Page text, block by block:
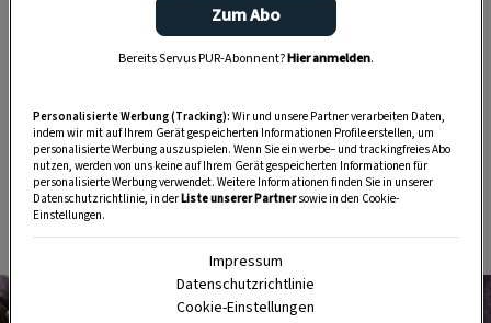
Nutzen Sie WhatsApp auf Ihrem Handy und lieben es, auf
dem Balkon, der Terrasse oder im Garten zu werkeln? In
Zimmerpflanzen.
HIER MEHR ERFAHREN
Zum Abo
Bereits Servus PUR-Abonnent?Hier anmelden.
Personalisierte Werbung (Tracking): Wir und unsere Partner verarbeiten Daten,
indem wir mit auf Ihrem Gerät gespeicherten Informationen Profile erstellen, um
personalisierte Werbung auszuspielen. Wenn Sie ein werbe– und trackingfreies Abo
nutzen, werden von uns keine auf Ihrem Gerät gespeicherten Informationen für
personalisierte Werbung verwendet. Weitere Informationen finden Sie in unserer
Datenschutzrichtlinie, in derListe unserer Partnersowie in den Cookie-
Einstellungen.
Impressum
Datenschutzrichtlinie
Cookie-Einstellungen